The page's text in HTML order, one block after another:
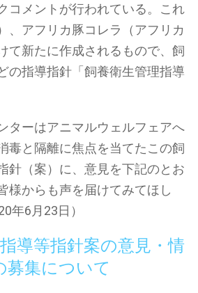
コメントが行われている。これ
、アフリカ豚コレラ（アフリカ
て新たに作成されるもので、飼
の指導指針「飼養衛生管理指導
ターはアニマルウェルフェアへ
毒と隔離に焦点を当てたこの飼
針（案）に、意見を下記のとお
様からも声を届けてみてほし
年6月23日）
導等指針案の意見・情
募集について